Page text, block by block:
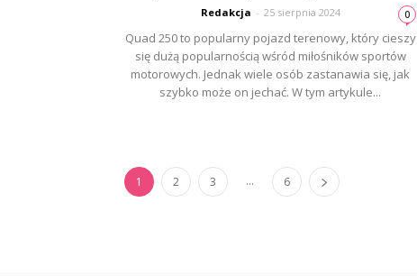
Redakcja - 25 sierpnia 2024 0
Quad 250 to popularny pojazd terenowy, który cieszy
się dużą popularnością wśród miłośników sportów
motorowych. Jednak wiele osób zastanawia się, jak
szybko może on jechać. W tym artykule...
1 2 3 ... 6